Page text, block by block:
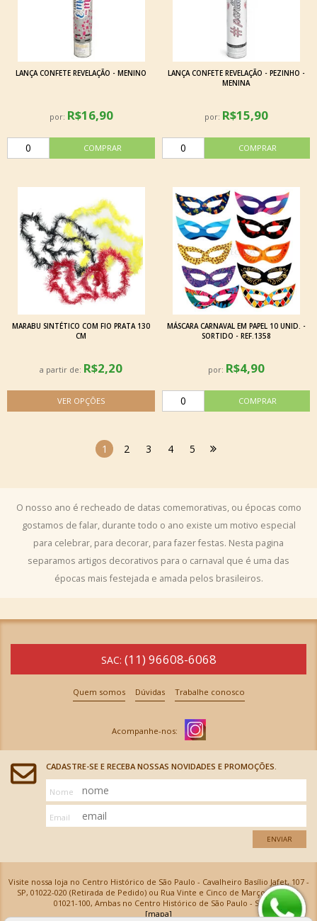
LANÇA CONFETE REVELAÇÃO - MENINO
por: R$16,90
LANÇA CONFETE REVELAÇÃO - PEZINHO -
MENINA
por: R$15,90
MARABU SINTÉTICO COM FIO PRATA 130
CM
a partir de: R$2,20
MÁSCARA CARNAVAL EM PAPEL 10 UNID. -
SORTIDO - REF.1358
por: R$4,90
1 2 3 4 5
O nosso ano é recheado de datas comemorativas, ou épocas como
gostamos de falar, durante todo o ano existe um motivo especial
para celebrar, para decorar, para fazer festas. Nesta pagina
separamos artigos decorativos para o carnaval que é uma das
épocas mais festejada e amada pelos brasileiros.
SAC: (11) 96608-6068
Quem somos Dúvidas Trabalhe conosco
CADASTRE-SE E RECEBA NOSSAS NOVIDADES E PROMOÇÕES.
Nome
Email
ENVIAR
Visite nossa loja no Centro Histórico de São Paulo - Cavalheiro Basílio Jafet, 107 -
SP, 01022-020 (Retirada de Pedido) ou Rua Vinte e Cinco de Março, 576 - SP,
01021-100, Ambas no Centro Histórico de São Paulo - SP
[mapa]